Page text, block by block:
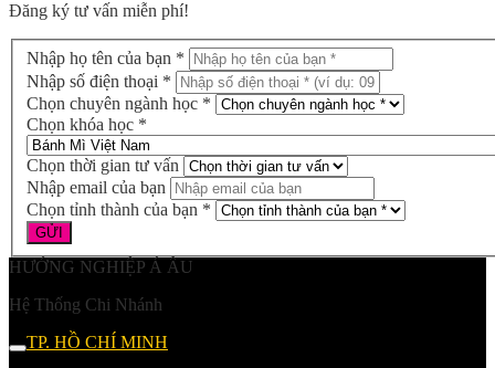
Đăng ký tư vấn miễn phí!
Nhập họ tên của bạn *
Nhập số điện thoại *
Chọn chuyên ngành học *
Chọn khóa học *
Chọn thời gian tư vấn
Nhập email của bạn
Chọn tỉnh thành của bạn *
HƯỚNG NGHIỆP Á ÂU
Hệ Thống Chi Nhánh
TP. HỒ CHÍ MINH